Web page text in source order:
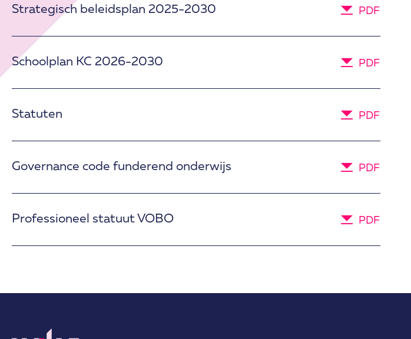
Strategisch beleidsplan 2025-2030 PDF
Schoolplan KC 2026-2030 PDF
Statuten PDF
Governance code funderend onderwijs PDF
Professioneel statuut VOBO PDF